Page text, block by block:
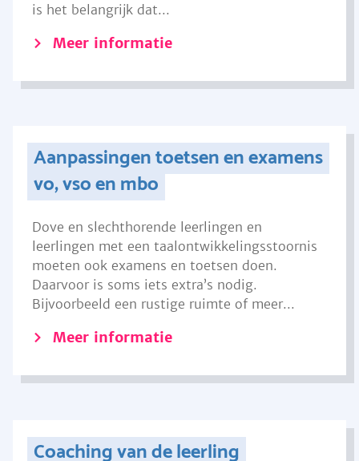
is het belangrijk dat...
Meer informatie
Aanpassingen toetsen en examens
vo, vso en mbo
Dove en slechthorende leerlingen en
leerlingen met een taalontwikkelingsstoornis
moeten ook examens en toetsen doen.
Daarvoor is soms iets extra’s nodig.
Bijvoorbeeld een rustige ruimte of meer...
Meer informatie
Coaching van de leerling